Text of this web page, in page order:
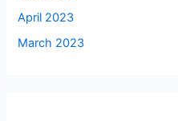
April 2023
March 2023